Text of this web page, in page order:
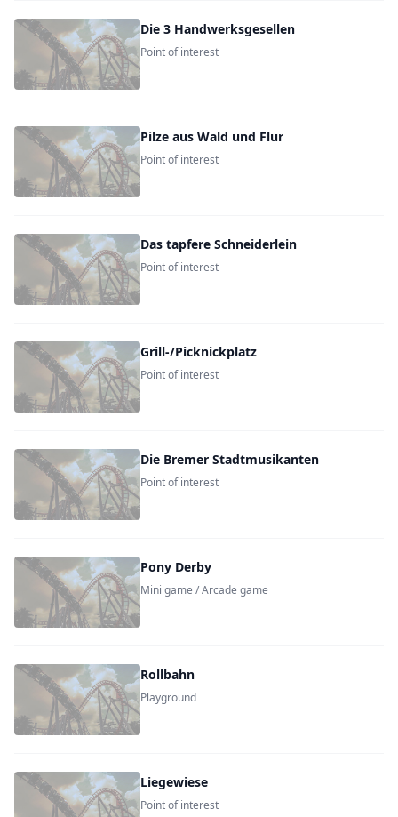
Die 3 Handwerksgesellen
Point of interest
Pilze aus Wald und Flur
Point of interest
Das tapfere Schneiderlein
Point of interest
Grill-/Picknickplatz
Point of interest
Die Bremer Stadtmusikanten
Point of interest
Pony Derby
Mini game / Arcade game
Rollbahn
Playground
Liegewiese
Point of interest